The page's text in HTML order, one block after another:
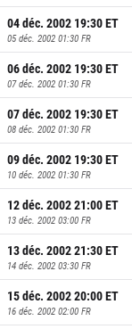
04 déc. 2002 19:30ET
05 déc. 2002 01:30 FR
06 déc. 2002 19:30ET
07 déc. 2002 01:30 FR
07 déc. 2002 19:30ET
08 déc. 2002 01:30 FR
09 déc. 2002 19:30ET
10 déc. 2002 01:30 FR
12 déc. 2002 21:00ET
13 déc. 2002 03:00 FR
13 déc. 2002 21:30ET
14 déc. 2002 03:30 FR
15 déc. 2002 20:00ET
16 déc. 2002 02:00 FR